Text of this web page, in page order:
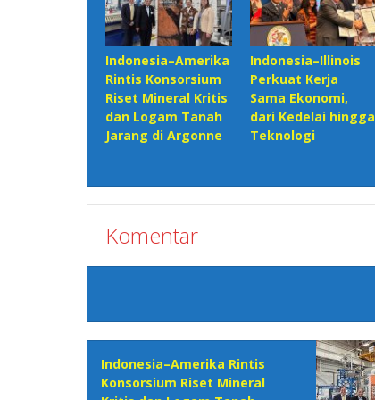
Indonesia–Amerika
Rintis Konsorsium
Riset Mineral Kritis
dan Logam Tanah
Jarang di Argonne
Indonesia–Illinois
Perkuat Kerja
Sama Ekonomi,
dari Kedelai hingga
Teknologi
Komentar
Indonesia–Amerika Rintis
Konsorsium Riset Mineral